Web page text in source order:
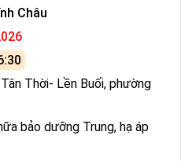
Châu
Thời- Lền Buối, phường
bảo dưỡng Trung, hạ áp